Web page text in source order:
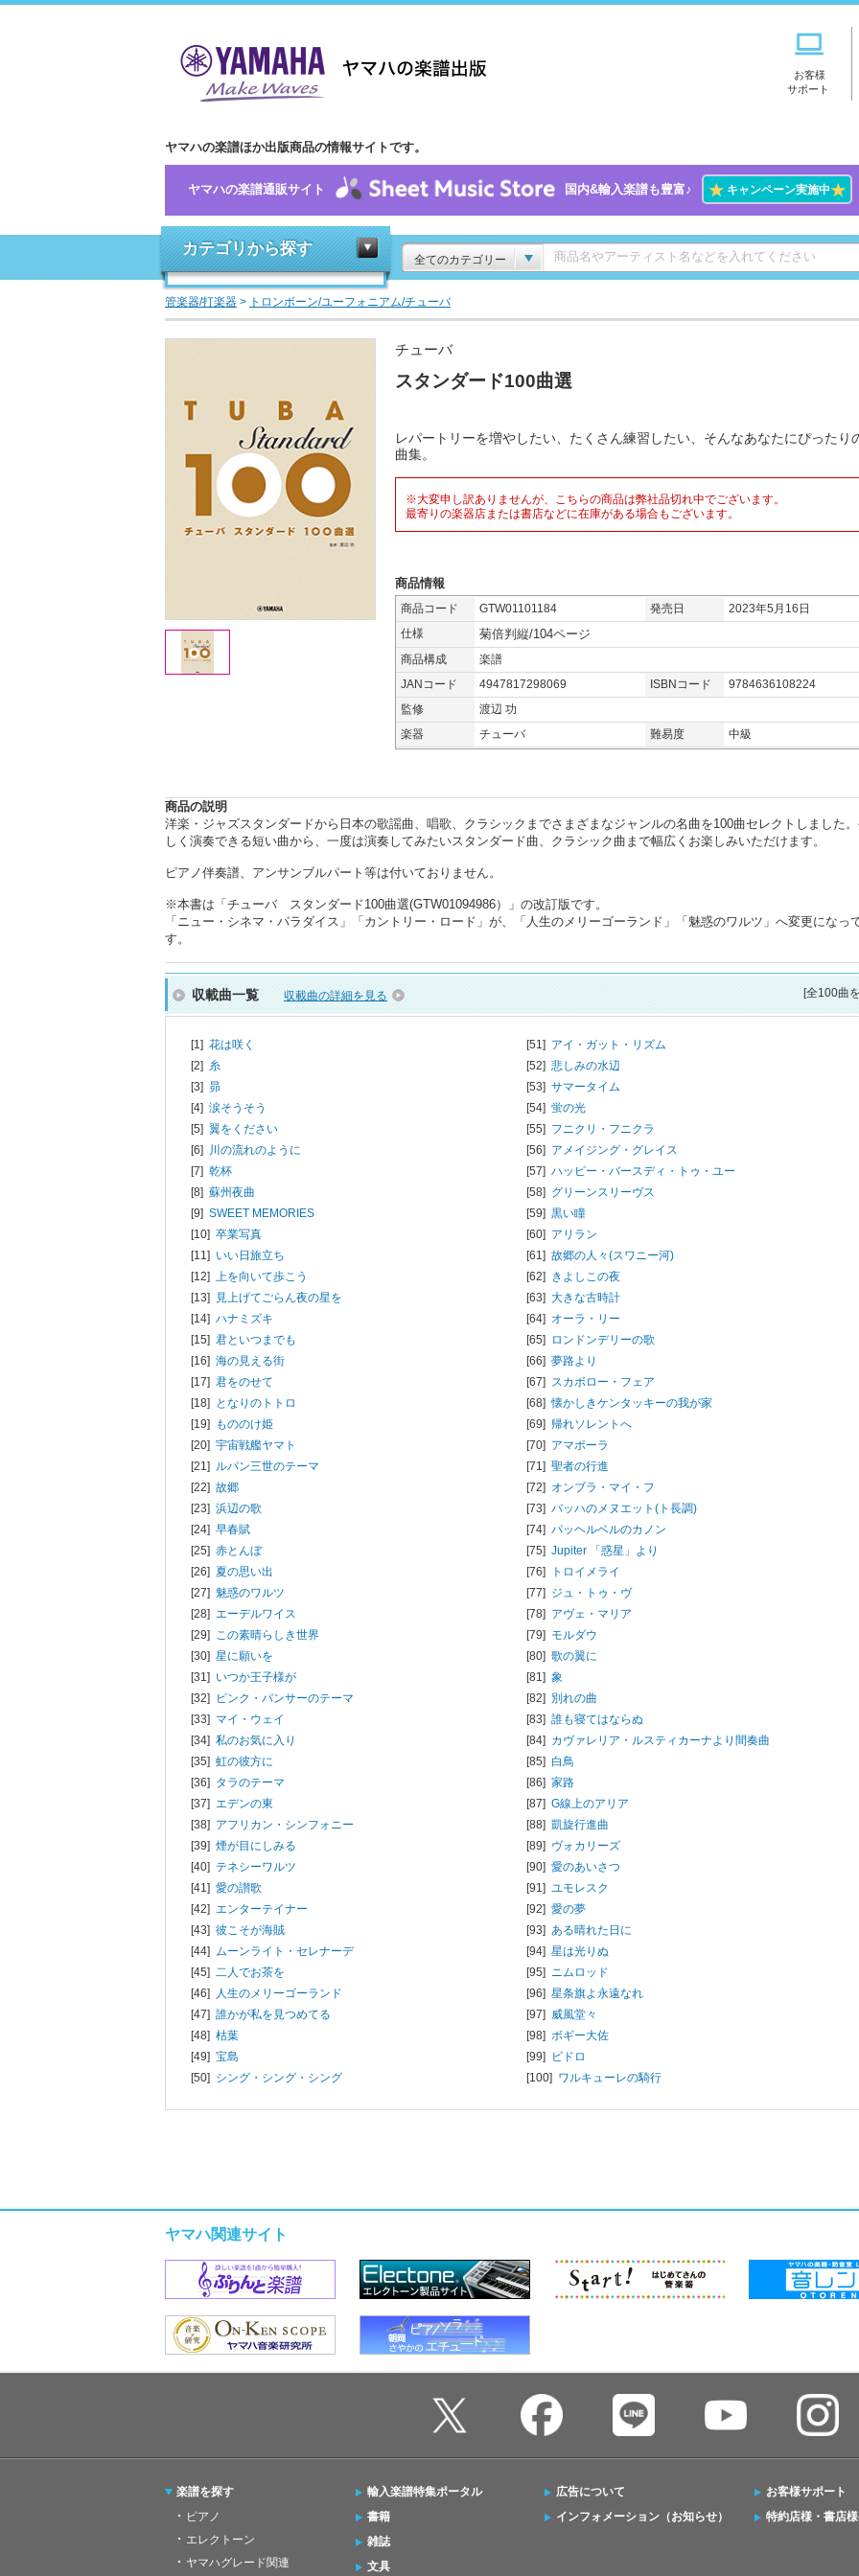
お客様
サポート
ヤマハの楽譜ほか出版商品の情報サイトです。
ヤマハの楽譜通販サイト 国内&輸入楽譜も豊富♪ ★キャンペーン実施中★
カテゴリから探す
全てのカテゴリー
管楽器/打楽器 > トロンボーン/ユーフォニアム/チューバ
チューバ
スタンダード100曲選
レパートリーを増やしたい、たくさん練習したい、そんなあなたにぴったり
曲集。
※大変申し訳ありませんが、こちらの商品は弊社品切れ中でございます。
最寄りの楽器店または書店などに在庫がある場合もございます。
商品情報
商品コード GTW01101184 発売日
2023年5月16日
仕様
菊倍判縦/104ページ
商品構成
楽譜
JANコード
4947817298069 ISBNコード
9784636108224
監修
渡辺 功
楽器
チューバ 難易度 中級
商品の説明
洋楽・ジャズスタンダードから日本の歌謡曲、唱歌、クラシックまでさまざまなジャンルの名曲を100曲セレクトしました。
しく演奏できる短い曲から、一度は演奏してみたいスタンダード曲、クラシック曲まで幅広くお楽しみいただけます。
ピアノ伴奏譜、アンサンブルパート等は付いておりません。
※本書は「チューバ スタンダード100曲選(GTW01094986）」の改訂版です。
「ニュー・シネマ・パラダイス」「カントリー・ロード」が、「人生のメリーゴーランド」「魅惑のワルツ」へ変更になっ
す。
収載曲一覧 収載曲の詳細を見る [全100曲
[1] 花は咲く
[2] 糸
[3] 昴
[4] 涙そうそう
[5] 翼をください
[6] 川の流れのように
[7] 乾杯
[8] 蘇州夜曲
[9] SWEET MEMORIES
[10] 卒業写真
[11] いい日旅立ち
[12] 上を向いて歩こう
[13] 見上げてごらん夜の星を
[14] ハナミズキ
[15] 君といつまでも
[16] 海の見える街
[17] 君をのせて
[18] となりのトトロ
[19] もののけ姫
[20] 宇宙戦艦ヤマト
[21] ルパン三世のテーマ
[22] 故郷
[23] 浜辺の歌
[24] 早春賦
[25] 赤とんぼ
[26] 夏の思い出
[27] 魅惑のワルツ
[28] エーデルワイス
[29] この素晴らしき世界
[30] 星に願いを
[31] いつか王子様が
[32] ピンク・パンサーのテーマ
[33] マイ・ウェイ
[34] 私のお気に入り
[35] 虹の彼方に
[36] タラのテーマ
[37] エデンの東
[38] アフリカン・シンフォニー
[39] 煙が目にしみる
[40] テネシーワルツ
[41] 愛の讃歌
[42] エンターテイナー
[43] 彼こそが海賊
[44] ムーンライト・セレナーデ
[45] 二人でお茶を
[46] 人生のメリーゴーランド
[47] 誰かが私を見つめてる
[48] 枯葉
[49] 宝島
[50] シング・シング・シング
[51] アイ・ガット・リズム
[52] 悲しみの水辺
[53] サマータイム
[54] 蛍の光
[55] フニクリ・フニクラ
[56] アメイジング・グレイス
[57] ハッピー・バースディ・トゥ・ユー
[58] グリーンスリーヴス
[59] 黒い瞳
[60] アリラン
[61] 故郷の人々(スワニー河)
[62] きよしこの夜
[63] 大きな古時計
[64] オーラ・リー
[65] ロンドンデリーの歌
[66] 夢路より
[67] スカボロー・フェア
[68]懐かしきケンタッキーの我が家
[69] 帰れソレントへ
[70] アマポーラ
[71] 聖者の行進
[72] オンブラ・マイ・フ
[73] バッハのメヌエット(ト長調)
[74] パッヘルベルのカノン
[75] Jupiter 「惑星」より
[76]
トロイメライ
[77] ジュ・トゥ・ヴ
[78] アヴェ・マリア
[79] モルダウ
[80] 歌の翼に
[81] 象
[82] 別れの曲
[83] 誰も寝てはならぬ
[84] カヴァレリア・ルスティカーナより間奏曲
[85] 白鳥
[86] 家路
[87] G線上のアリア
[88] 凱旋行進曲
[89] ヴォカリーズ
[90] 愛のあいさつ
[91] ユモレスク
[92] 愛の夢
[93] ある晴れた日に
[94] 星は光りぬ
[95] ニムロッド
[96] 星条旗よ永遠なれ
[97] 威風堂々
[98] ボギー大佐
[99] ビドロ
[100] ワルキューレの騎行
ヤマハ関連サイト
楽譜を探す
ピアノ
エレクトーン
ヤマハグレード関連
輸入楽譜特集ポータル
書籍
雑誌
文具
広告について
インフォメーション（お知らせ）
お客様サポート
特約店様・書店